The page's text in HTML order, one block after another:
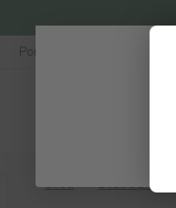
Poradna
Úvod Báze a příchutě